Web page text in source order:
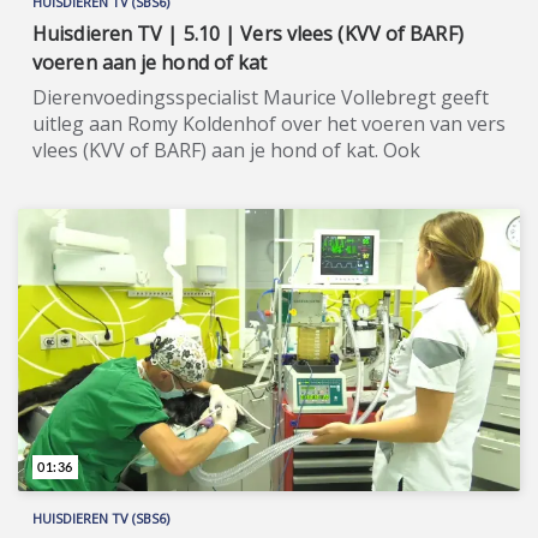
Huisdieren TV | 5.10 | Vers vlees (KVV of BARF)
voeren aan je hond of kat
Dierenvoedingsspecialist Maurice Vollebregt geeft
uitleg aan Romy Koldenhof over het voeren van vers
vlees (KVV of BARF) aan je hond of kat. Ook
Huisdieren TV (SBS6) is hét spraakmakende tv-
programma voor alle huisdierenliefhebbers in
huisdierenland Nederland. Wil je de hele aflevering
bekijken of meer weten over de
deelnemers/sponsoren van Huisdieren TV, ga dan
naar de officiële programma-website:
www.sbs6.nl/huisdierentv.
HUISDIEREN TV (SBS6)
01:36